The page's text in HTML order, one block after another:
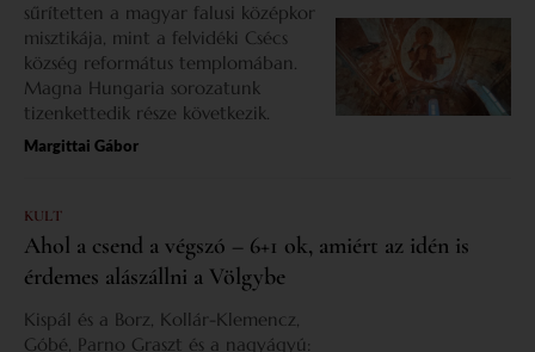
sűrítetten a magyar falusi középkor
misztikája, mint a felvidéki Csécs
község református templomában.
Magna Hungaria sorozatunk
tizenkettedik része következik.
Margittai Gábor
KULT
Ahol a csend a végszó – 6+1 ok, amiért az idén is
érdemes alászállni a Völgybe
Kispál és a Borz, Kollár-Klemencz,
Góbé, Parno Graszt és a nagyágyú: